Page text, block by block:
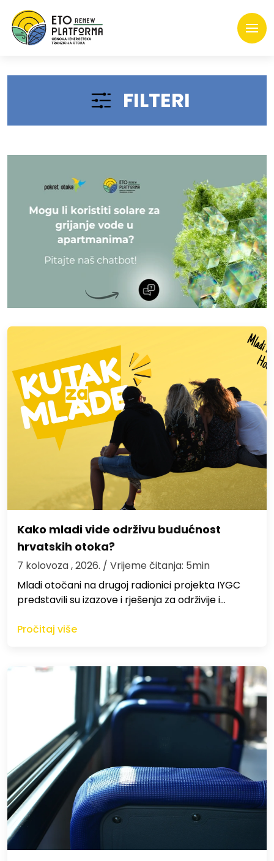
FILTERI
Kako mladi vide održivu budućnost
hrvatskih otoka?
7 kolovoza , 2026. / Vrijeme čitanja: 5min
Mladi otočani na drugoj radionici projekta IYGC
predstavili su izazove i rješenja za održivije i…
Pročitaj više